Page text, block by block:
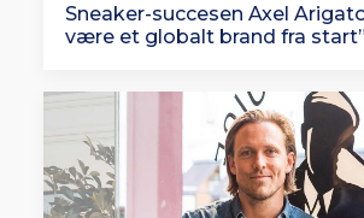
Sneaker-succesen Axel
være et globalt brand fra start”